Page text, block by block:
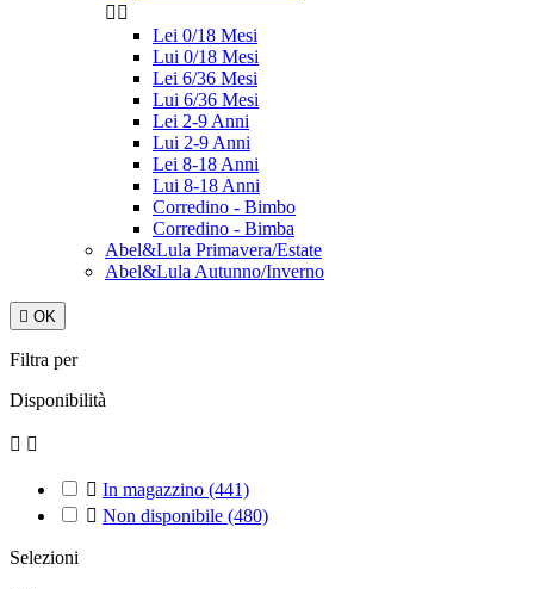
 
Lei 0/18 Mesi
Lui 0/18 Mesi
Lei 6/36 Mesi
Lui 6/36 Mesi
Lei 2-9 Anni
Lui 2-9 Anni
Lei 8-18 Anni
Lui 8-18 Anni
Corredino - Bimbo
Corredino - Bimba
Abel&Lula Primavera/Estate
Abel&Lula Autunno/Inverno
 OK
Filtra per
Disponibilità
 
 In magazzino (441)
 Non disponibile (480)
Selezioni